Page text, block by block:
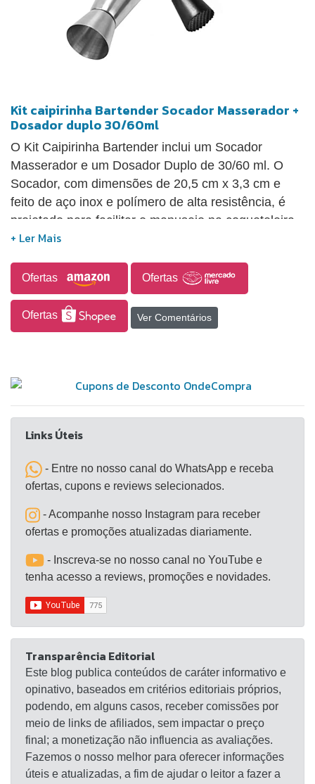
Kit caipirinha Bartender Socador Masserador +
Dosador duplo 30/60ml
O Kit Caipirinha Bartender inclui um Socador
Masserador e um Dosador Duplo de 30/60 ml. O
Socador, com dimensões de 20,5 cm x 3,3 cm e
feito de aço inox e polímero de alta resistência, é
projetado para facilitar o manuseio na coqueteleira
e é ideal para macerar frutas diretamente no copo,
outros coquetéis. Já o Dosador Duplo em inox é um
utensílio essencial para mixologistas e bartenders,
uma vez que assegura a precisão nas medidas dos
ingredientes, contribuindo para um melhor controle
é prático e fácil de limpar.
Ofertas Ofertas
Ofertas Ver Comentários
Links Úteis
- Entre no nosso canal do WhatsApp e receba
ofertas, cupons e reviews selecionados.
- Acompanhe nosso Instagram para receber
ofertas e promoções atualizadas diariamente.
- Inscreva-se no nosso canal no YouTube e
tenha acesso a reviews, promoções e novidades.
Transparência Editorial
Este blog publica conteúdos de caráter informativo e
opinativo, baseados em critérios editoriais próprios,
podendo, em alguns casos, receber comissões por
meio de links de afiliados, sem impactar o preço
final; a monetização não influencia as avaliações.
Fazemos o nosso melhor para oferecer informações
úteis e atualizadas, a fim de ajudar o leitor a fazer a